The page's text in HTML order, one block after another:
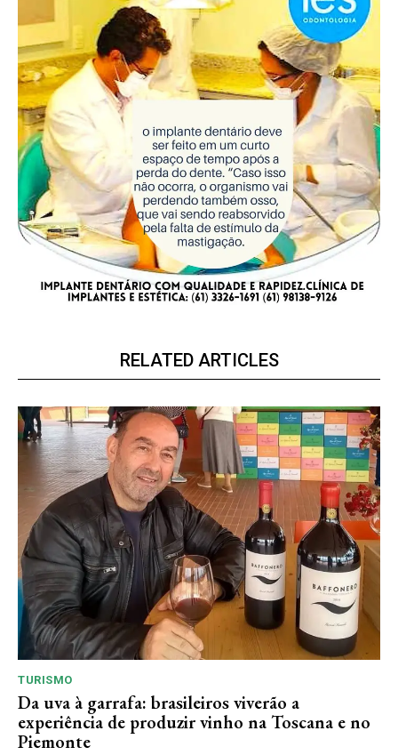
RELATED ARTICLES
TURISMO
Da uva à garrafa: brasileiros viverão a
experiência de produzir vinho na Toscana e no
Piemonte